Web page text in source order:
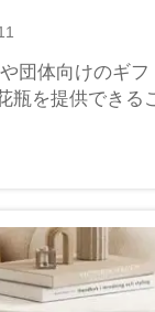
団体向けのギフ
瓶を提供できる
らの花瓶は単に
ンドストーリー
をお選びいただ